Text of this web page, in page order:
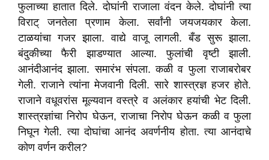
फुलाच्या हातात दिले. दोघांनी राजाला वंदन केले. दोघांनी त्या
विराट् जनतेला प्रणाम केला. सर्वांनी जयजयकार केला.
टाळयांचा गजर झाला. वाद्ये वाजू लागली. बँड सुरू झाला.
बंदुकीच्या फैरी झाडण्यात आल्या. फुलांची वृष्टी झाली.
आनंदीआनंद झाला. समारंभ संपला. कळी व फुला राजाबरोबर
गेली. राजाने त्यांना मेजवानी दिली. सारे शास्त्रज्ञ हजर होते.
राजाने वधूवरांस मूल्यवान वस्त्रे व अलंकार हयांची भेट दिली.
शास्त्रज्ञांचा निरोप घेऊन, राजाचा निरोप घेऊन कळी व फुला
निघून गेली. त्या दोघांचा आनंद अवर्णनीय होता. त्या आनंदाचे
कोण वर्णन करील?